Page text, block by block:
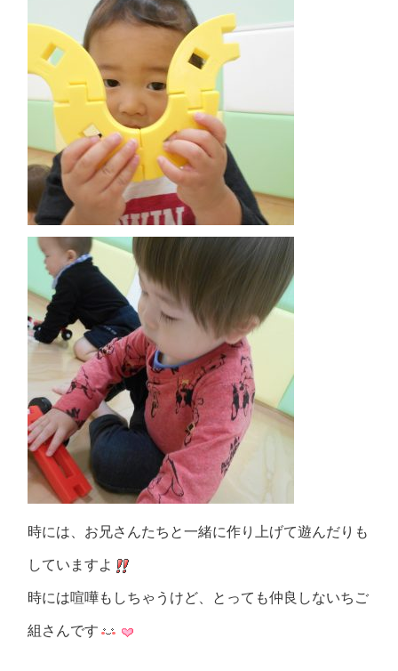
時には、お兄さんたちと一緒に作り上げて遊んだりも
していますよ
時には喧嘩もしちゃうけど、とっても仲良しないちご
組さんです